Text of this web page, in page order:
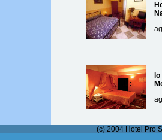
(c) 2004 Hotel Pro